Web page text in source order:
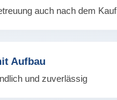
auch nach dem Kauf
Aufbau
und zuverlässig